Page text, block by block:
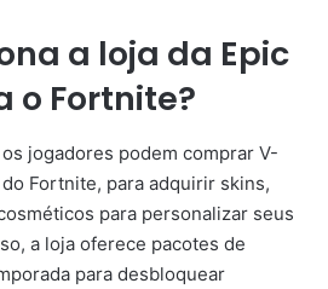
a loja da Epic
o Fortnite?
jogadores podem comprar V-
Fortnite, para adquirir skins,
para personalizar seus
a loja oferece pacotes de
para desbloquear